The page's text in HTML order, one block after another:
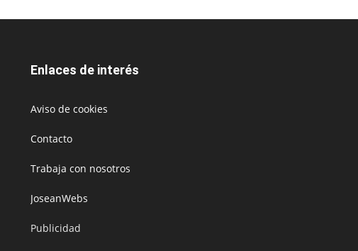
Enlaces de interés
Aviso de cookies
Contacto
Trabaja con nosotros
JoseanWebs
Publicidad